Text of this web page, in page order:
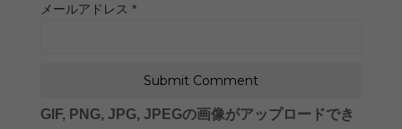
メールアドレス *
GIF, PNG, JPG, JPEGの画像がアップロードでき